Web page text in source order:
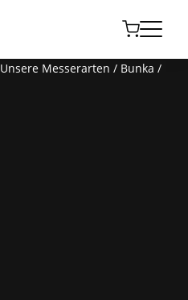
Unsere Messerarten / Bunka /